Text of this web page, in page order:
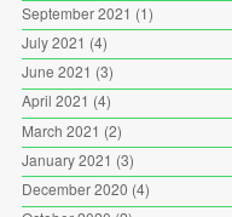
September 2021 (1)
July 2021 (4)
June 2021 (3)
April 2021 (4)
March 2021 (2)
January 2021 (3)
December 2020 (4)